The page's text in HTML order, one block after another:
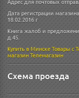
Дата регистрации
18.02.2016 г
Книга жалоб и
д.45.
Купить в МинскеТовары с
магазинТелемагазин
Схема проезда